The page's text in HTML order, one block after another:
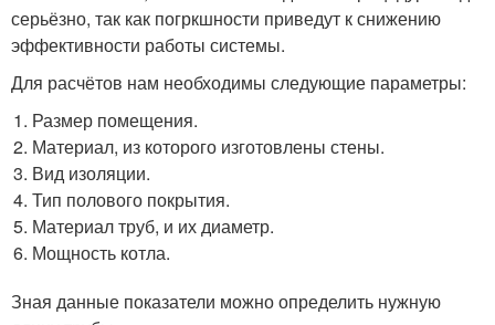
серьёзно, так как погркшности приведут к снижению
эффективности работы системы.
Для расчётов нам необходимы следующие параметры:
Размер помещения.
Материал, из которого изготовлены стены.
Вид изоляции.
Тип полового покрытия.
Материал труб, и их диаметр.
Мощность котла.
Зная данные показатели можно определить нужную